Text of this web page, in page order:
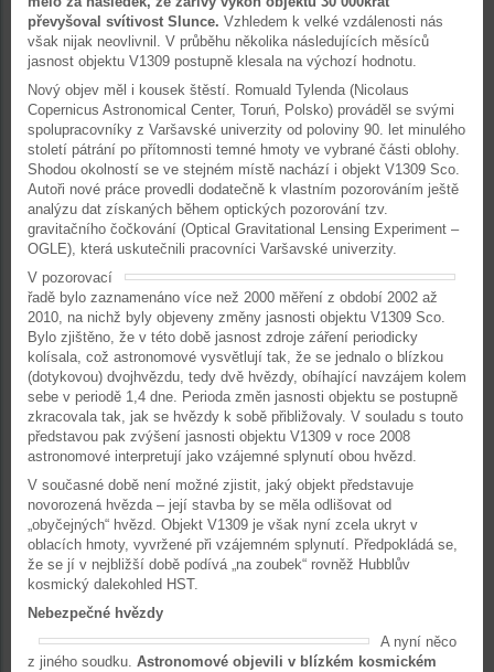
převyšoval svítivost Slunce. Vzhledem k velké vzdálenosti nás
však nijak neovlivnil. V průběhu několika následujících měsíců
jasnost objektu V1309 postupně klesala na výchozí hodnotu.
Nový objev měl i kousek štěstí. Romuald Tylenda (Nicolaus
Copernicus Astronomical Center, Toruń, Polsko) prováděl se svými
spolupracovníky z Varšavské univerzity od poloviny 90. let minulého
století pátrání po přítomnosti temné hmoty ve vybrané části oblohy.
Shodou okolností se ve stejném místě nachází i objekt V1309 Sco.
Autoři nové práce provedli dodatečně k vlastním pozorováním ještě
analýzu dat získaných během optických pozorování tzv.
gravitačního čočkování (Optical Gravitational Lensing Experiment –
OGLE), která uskutečnili pracovníci Varšavské univerzity.
V pozorovací
řadě bylo zaznamenáno více než 2000 měření z období 2002 až
2010, na nichž byly objeveny změny jasnosti objektu V1309 Sco.
Bylo zjištěno, že v této době jasnost zdroje záření periodicky
kolísala, což astronomové vysvětlují tak, že se jednalo o blízkou
(dotykovou) dvojhvězdu, tedy dvě hvězdy, obíhající navzájem kolem
sebe v periodě 1,4 dne. Perioda změn jasnosti objektu se postupně
zkracovala tak, jak se hvězdy k sobě přibližovaly. V souladu s touto
představou pak zvýšení jasnosti objektu V1309 v roce 2008
astronomové interpretují jako vzájemné splynutí obou hvězd.
V současné době není možné zjistit, jaký objekt představuje
novorozená hvězda – její stavba by se měla odlišovat od
„obyčejných“ hvězd. Objekt V1309 je však nyní zcela ukryt v
oblacích hmoty, vyvržené při vzájemném splynutí. Předpokládá se,
že se jí v nejbližší době podívá „na zoubek“ rovněž Hubblův
kosmický dalekohled HST.
Nebezpečné hvězdy
A nyní něco
z jiného soudku. Astronomové objevili v blízkém kosmickém